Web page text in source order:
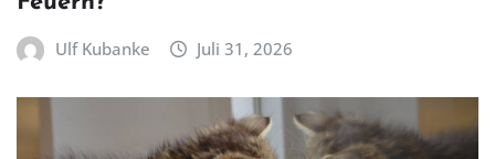
Ulf Kubanke Juli 31, 2026